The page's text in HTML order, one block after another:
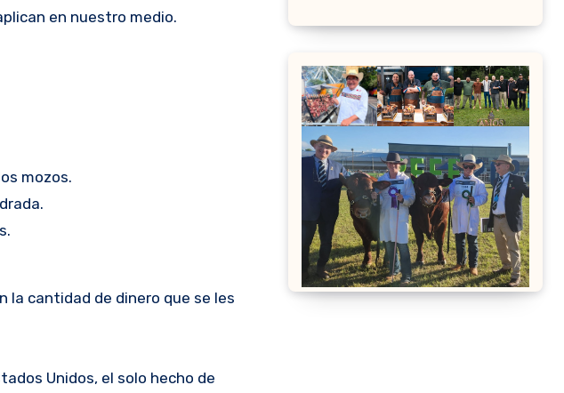
en nuestro medio.
mozos.
la cantidad de dinero que se les
Unidos, el solo hecho de